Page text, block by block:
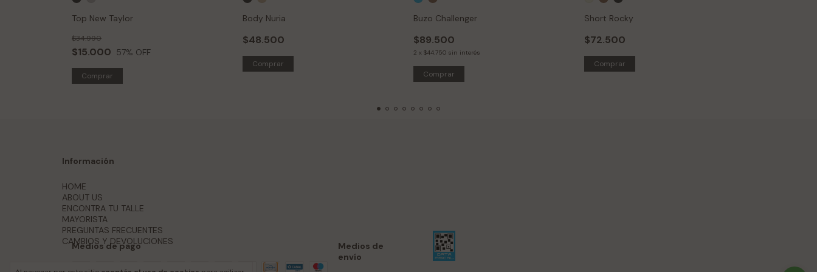
Top New Taylor
$15.000
$34.990
57% OFF
Comprar
Body Nuria
$48.500
Comprar
Buzo Challenger
$89.500
2 x $44.750 sin interés
Comprar
Short Rocky
$72.500
Comprar
Información
HOME
ABOUT US
ENCONTRA TU TALLE
MAYORISTA
PREGUNTAS FRECUENTES
CAMBIOS Y DEVOLUCIONES
Medios de pago
Medios de
envío